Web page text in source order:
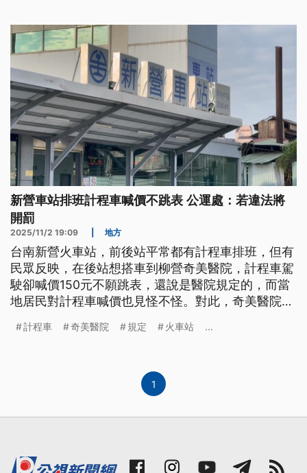
棄物堆置地曾有過火警。 當地農民 張令騰 我們也跟
中央的那個環
新營車站排班計程車喊價不跳表 公運處：若違法將
開罰
2025/11/2 19:09 地方
台南新營火車站，前後站平常都有計程車排班，但有
民眾反映，在後站想搭車到柳營奇美醫院，計程車駕
駛卻喊價150元不願跳表，還說是醫院規定的，而當
地居民對計程車喊價也見怪不怪。對此，奇美醫院否
實未依規定收費，將依《公路法》裁罰駕駛。
計程車 奇美醫院 規定 火車站 ...
1